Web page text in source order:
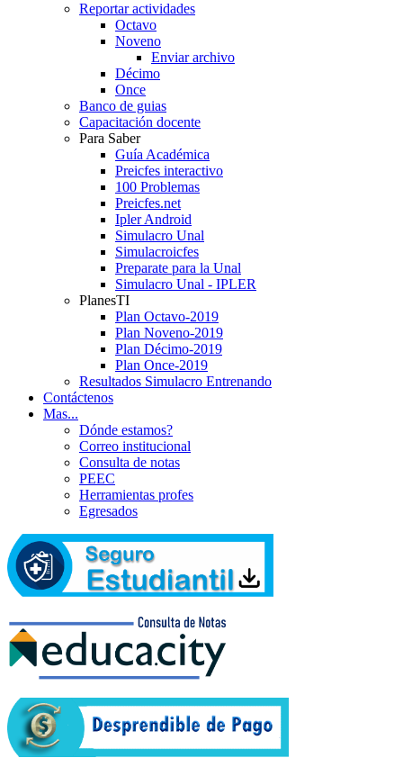
Reportar actividades
Octavo
Noveno
Enviar archivo
Décimo
Once
Banco de guias
Capacitación docente
Para Saber
Guía Académica
Preicfes interactivo
100 Problemas
Preicfes.net
Ipler Android
Simulacro Unal
Simulacroicfes
Preparate para la Unal
Simulacro Unal - IPLER
PlanesTI
Plan Octavo-2019
Plan Noveno-2019
Plan Décimo-2019
Plan Once-2019
Resultados Simulacro Entrenando
Contáctenos
Mas...
Dónde estamos?
Correo institucional
Consulta de notas
PEEC
Herramientas profes
Egresados